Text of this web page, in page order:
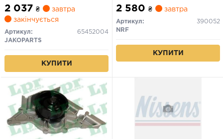
2 037 ₴
завтра
закінчується
Артикул:
65452004
JAKOPARTS
КУПИТИ
2 580 ₴ завтра
Артикул:
390052
NRF
КУПИТИ